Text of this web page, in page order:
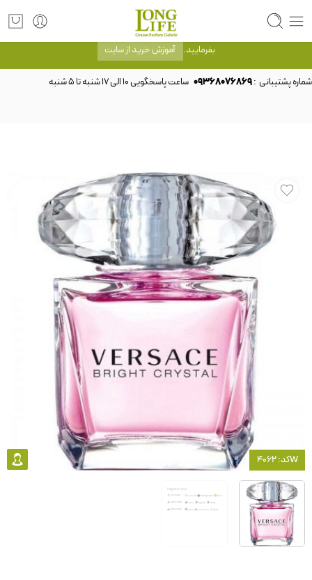
توجه! برند لانگ لایف رایحه های معروف را با شیشه و بسته بندی خود شرکت لانگ لایف
عرضه می کند.که با انتخاب حجم هر ادکلنی می توانید شیشه و بسته بندی را ملاحظه
بفرمایید. آموزش خرید از سایت
شماره پشتیبانی :09368076869
کد: 4062W